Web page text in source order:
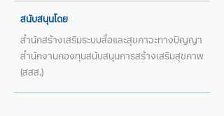
สนับสนุนโดย
สำนักสร้างเสริมระบบสื่อและสุขภาวะทางปัญญา
สำนักงานกองทุนสนับสนุนการสร้างเสริมสุขภาพ
(สสส.)